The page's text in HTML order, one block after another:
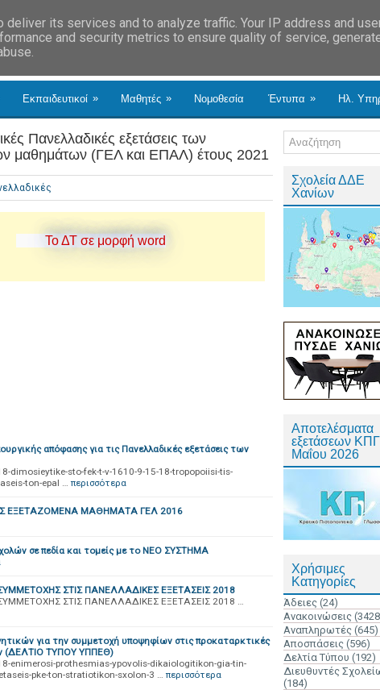
Εκπαιδευτικοί » Μαθητές » Νομοθεσία Έντυπα » Ηλ.
Πανελλαδικές εξετάσεις των
μαθημάτων (ΓΕΛ και ΕΠΑΛ) έτους 2021
Το ΔΤ σε μορφή word
απόφασης για τις Πανελλαδικές εξετάσεις των
dimosieytike-sto-fek-t-v-1610-9-15-18-tropopoiisi-tis-
ton-epal … περισσότερα
ΕΞΕΤΑΖΟΜΕΝΑ ΜΑΘΗΜΑΤΑ ΓΕΛ 2016
σε πεδία και τομείς με το ΝΕΟ ΣΥΣΤΗΜΑ
ΣΤΙΣ ΠΑΝΕΛΛΑΔΙΚΕΣ ΕΞΕΤΑΣΕΙΣ 2018
ΣΤΙΣ ΠΑΝΕΛΛΑΔΙΚΕΣ ΕΞΕΤΑΣΕΙΣ 2018 …
για την συμμετοχή υποψηφίων στις προκαταρκτικές
(ΔΕΛΤΙΟ ΤΥΠΟΥ ΥΠΠΕΘ)
enimerosi-prothesmias-ypovolis-dikaiologitikon-gia-tin-
pke-ton-stratiotikon-sxolon-3 … περισσότερα
Σχολεία ΔΔΕ
Χανίων
Αποτελέσματα
εξετάσεων ΚΠΓ
Μαΐου 2026
Χρήσιμες
Κατηγορίες
Άδειες (24)
Ανακοινώσεις
Αναπληρωτές (645)
Αποσπάσεις (596)
Δελτία Τύπου (192)
Διευθυντές
(184)
its services and to analyze traffic. Your IP address and
and security metrics to ensure quality of service,